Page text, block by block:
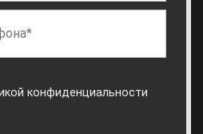
конфиденциальности